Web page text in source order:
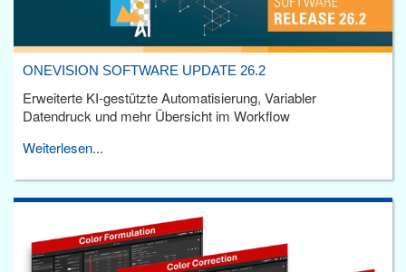
ONEVISION SOFTWARE UPDATE 26.2
Erweiterte KI-gestützte Automatisierung, Variabler
Datendruck und mehr Übersicht im Workflow
Weiterlesen...